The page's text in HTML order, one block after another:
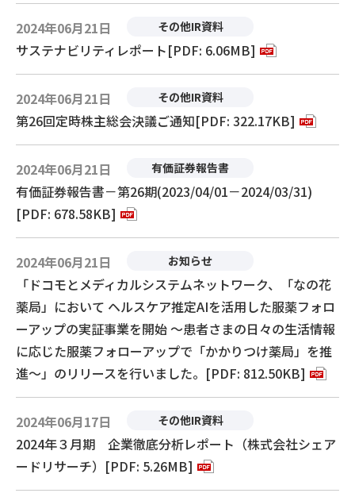
2024年06月21日 その他IR資料
サステナビリティレポート[PDF: 6.06MB]
2024年06月21日 その他IR資料
第26回定時株主総会決議ご通知[PDF: 322.17KB]
2024年06月21日 有価証券報告書
有価証券報告書－第26期(2023/04/01－2024/03/31)
[PDF: 678.58KB]
2024年06月21日 お知らせ
「ドコモとメディカルシステムネットワーク、「なの花
薬局」において ヘルスケア推定AIを活用した服薬フォロ
ーアップの実証事業を開始 ～患者さまの日々の生活情報
に応じた服薬フォローアップで「かかりつけ薬局」を推
進～」のリリースを行いました。[PDF: 812.50KB]
2024年06月17日 その他IR資料
2024年３月期 企業徹底分析レポート（株式会社シェア
ードリサーチ）[PDF: 5.26MB]